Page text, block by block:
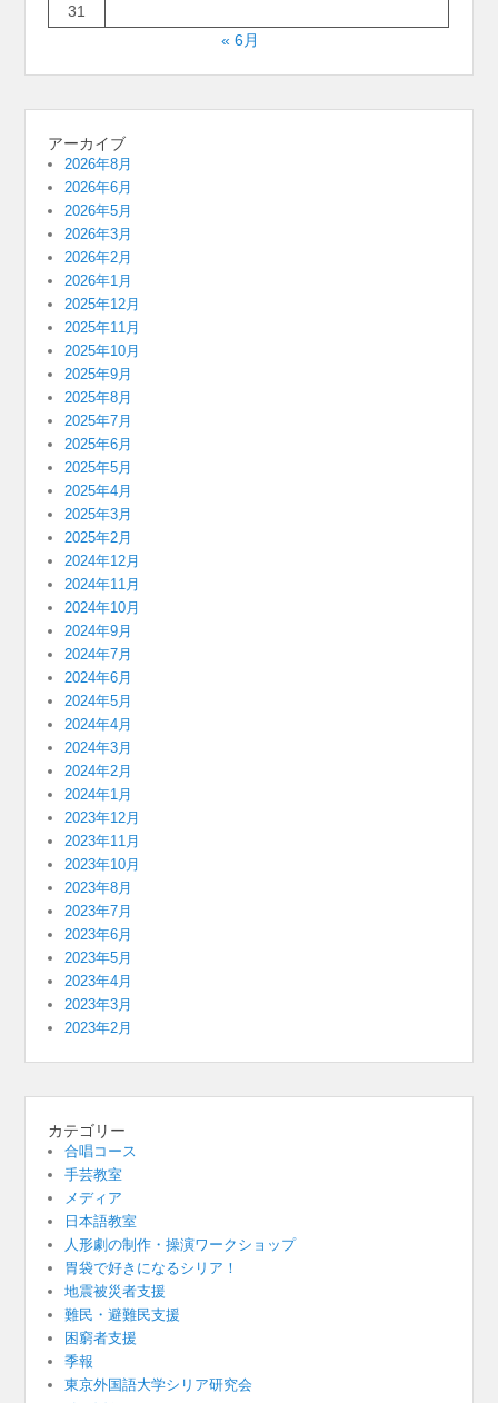
31
« 6月
アーカイブ
2026年8月
2026年6月
2026年5月
2026年3月
2026年2月
2026年1月
2025年12月
2025年11月
2025年10月
2025年9月
2025年8月
2025年7月
2025年6月
2025年5月
2025年4月
2025年3月
2025年2月
2024年12月
2024年11月
2024年10月
2024年9月
2024年7月
2024年6月
2024年5月
2024年4月
2024年3月
2024年2月
2024年1月
2023年12月
2023年11月
2023年10月
2023年8月
2023年7月
2023年6月
2023年5月
2023年4月
2023年3月
2023年2月
カテゴリー
合唱コース
手芸教室
メディア
日本語教室
人形劇の制作・操演ワークショップ
胃袋で好きになるシリア！
地震被災者支援
難民・避難民支援
困窮者支援
季報
東京外国語大学シリア研究会